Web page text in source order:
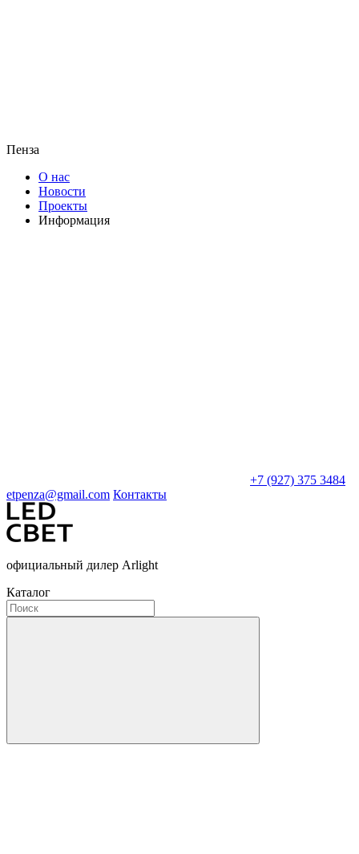
Пенза
О нас
Новости
Проекты
Информация
+7 (927) 375 3484
etpenza@gmail.com Контакты
официальный дилер Arlight
Каталог